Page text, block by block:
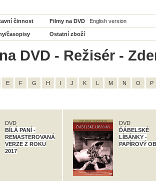
činnost Filmy na DVD English version
časopisy Ostatní zboží
DVD - Režisér -
E F G H I J K L M N O P
DVD
BÍLÁ PANÍ -
REMASTEROVANÁ
VERZE Z ROKU
2017
DVD
ĎÁBELSKÉ
LÍBÁNKY -
PAPÍROVÝ